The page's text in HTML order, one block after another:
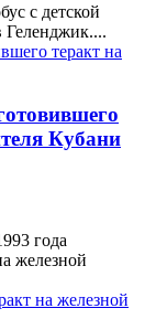
с детской
Геленджик....
Кубани
года
железной